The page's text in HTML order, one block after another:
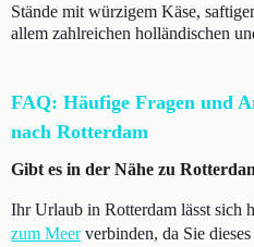
Stände mit würzigem Käse,
allem zahlreichen holländischen
FAQ: Häufige Fragen und
nach Rotterdam
Gibt es in der Nähe zu
Ihr Urlaub in Rotterdam lässt sich
zum Meerverbinden, da Sie